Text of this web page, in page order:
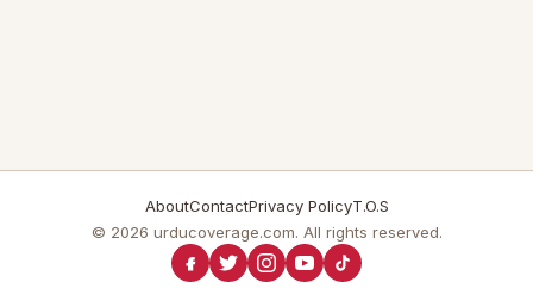
AboutContactPrivacy PolicyT.O.S
© 2026 urducoverage.com. All rights reserved.